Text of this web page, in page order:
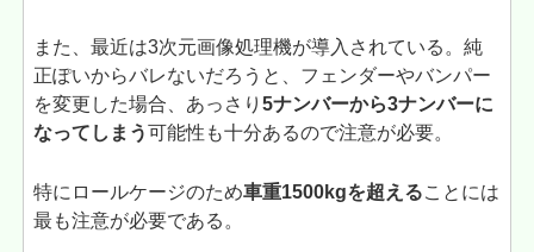
また、最近は3次元画像処理機が導入されている。純
正ぽいからバレないだろうと、フェンダーやバンパー
を変更した場合、あっさり5ナンバーから3ナンバーに
なってしまう可能性も十分あるので注意が必要。
特にロールケージのため車重1500kgを超えることには
最も注意が必要である。